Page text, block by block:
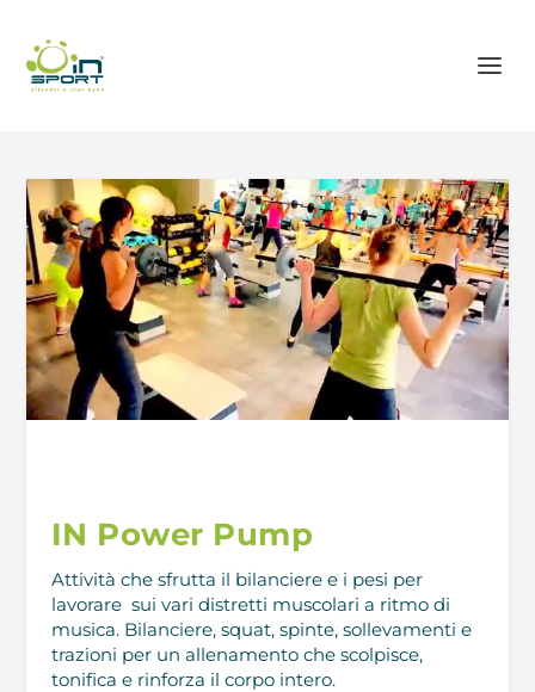
IN Power Pump
Attività che sfrutta il bilanciere e i pesi per
lavorare sui vari distretti muscolari a ritmo di
musica. Bilanciere, squat, spinte, sollevamenti e
trazioni per un allenamento che scolpisce,
tonifica e rinforza il corpo intero.